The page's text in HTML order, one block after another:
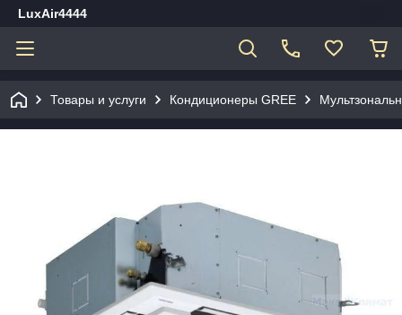
LuxAir4444
Товары и услуги Кондиционеры GREE